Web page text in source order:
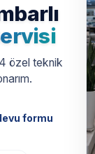
özel teknik
formu